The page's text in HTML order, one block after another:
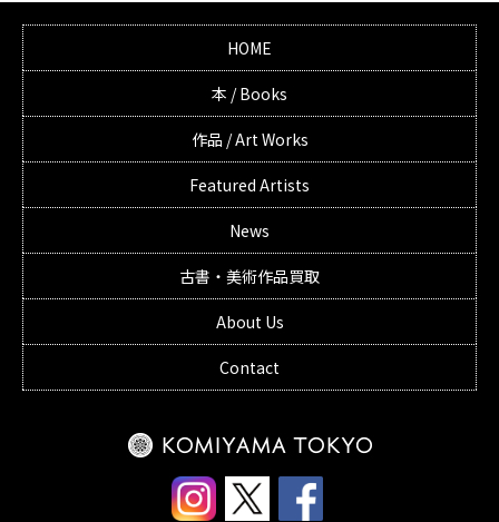
HOME
本 / Books
作品 / Art Works
Featured Artists
News
古書・美術作品買取
About Us
Contact